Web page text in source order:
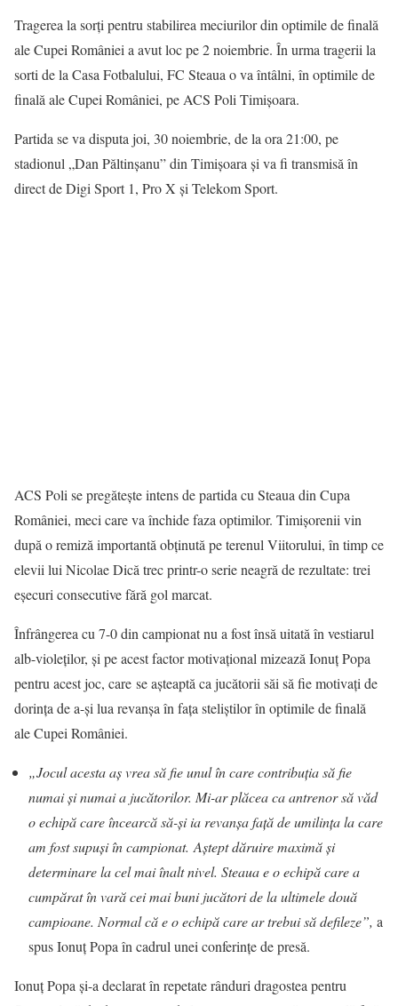
Tragerea la sorţi pentru stabilirea meciurilor din optimile de finală
ale Cupei României a avut loc pe 2 noiembrie. În urma tragerii la
sorti de la Casa Fotbalului, FC Steaua o va întâlni, în optimile de
finală ale Cupei României, pe ACS Poli Timișoara.
Partida se va disputa joi, 30 noiembrie, de la ora 21:00, pe
stadionul „Dan Păltinșanu” din Timișoara și va fi transmisă în
direct de Digi Sport 1, Pro X și Telekom Sport.
ACS Poli se pregăteşte intens de partida cu Steaua din Cupa
României, meci care va închide faza optimilor. Timişorenii vin
după o remiză importantă obţinută pe terenul Viitorului, în timp ce
elevii lui Nicolae Dică trec printr-o serie neagră de rezultate: trei
eşecuri consecutive fără gol marcat.
Înfrângerea cu 7-0 din campionat nu a fost însă uitată în vestiarul
alb-violeţilor, şi pe acest factor motivaţional mizează Ionuţ Popa
pentru acest joc, care se așteaptă ca jucătorii săi să fie motivați de
dorința de a-și lua revanșa în fața steliștilor în optimile de finală
ale Cupei României.
„Jocul acesta aș vrea să fie unul în care contribuția să fie
numai și numai a jucătorilor. Mi-ar plăcea ca antrenor să văd
o echipă care încearcă să-și ia revanșa față de umilința la care
am fost supuși în campionat.Aștept dăruire maximă și
determinare la cel mai înalt nivel. Steaua e o echipă care a
cumpărat în vară cei mai buni jucători de la ultimele două
campioane. Normal că e o echipă care ar trebui să defileze”, a
spus Ionuț Popa în cadrul unei conferințe de presă.
Ionuţ Popa şi-a declarat în repetate rânduri dragostea pentru